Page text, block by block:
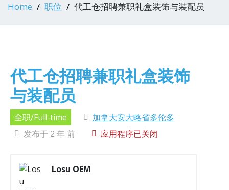
Home 职位 代工仓招聘兼职礼盒装饰与装配员
代工仓招聘兼职礼盒装饰
与装配员
全职/Full-time
加拿大安大略省多伦多
发布于 2 年 前
应用程序已关闭
Losu OEM